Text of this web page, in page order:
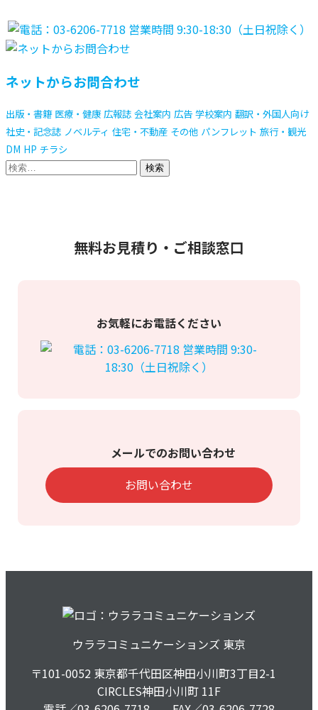
ネットからお問合わせ
出版・書籍 医療・健康 広報誌 会社案内 広告 学校案内 翻訳・外国人向け
社史・記念誌 ノベルティ 住宅・不動産 その他 パンフレット 旅行・観光
DM HP チラシ
検
無料お見積り・ご相談窓口
お気軽にお電話ください
メールでのお問い合わせ
お問い合わせ
ウララコミュニケーションズ 東京
〒101-0052 東京都千代田区神田小川町3丁目2-1
CIRCLES神田小川町 11F